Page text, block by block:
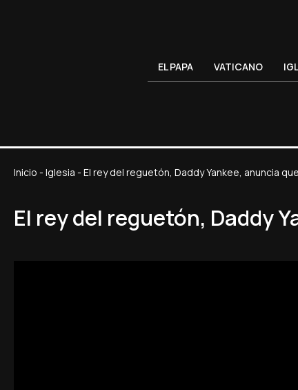
EL PAPA VATICANO
Inicio - Iglesia - El rey del reguetón, Daddy Yankee, anuncia
El rey del reguetón, Daddy